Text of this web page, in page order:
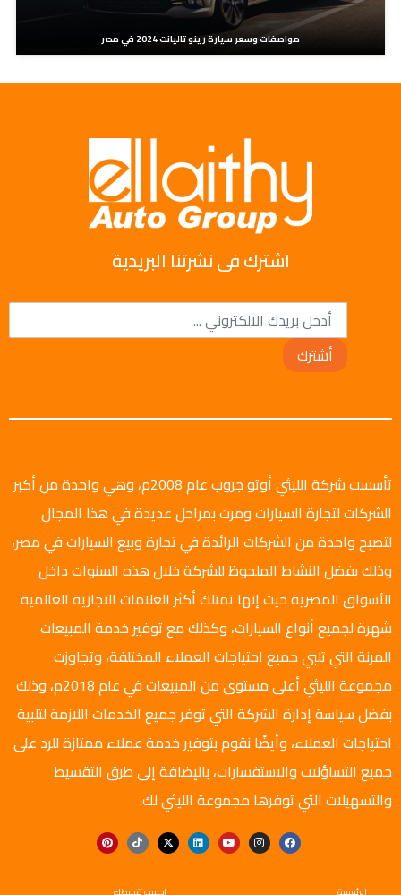
مواصفات وسعر سيارة رينو تاليانت 2024 في مصر
اشترك فى نشرتنا البريدية
أشترك
تأسست شركة الليثي أوتو جروب عام 2008م، وهي واحدة من أكبر
الشركات لتجارة السيارات ومرت بمراحل عديدة في هذا المجال
لتصبح واحدة من الشركات الرائدة في تجارة وبيع السيارات في مصر،
وذلك بفضل النشاط الملحوظ للشركة خلال هذه السنوات داخل
الأسواق المصرية حيث إنها تمتلك أكثر العلامات التجارية العالمية
شهرة لجميع أنواع السيارات، وكذلك مع توفير خدمة المبيعات
المرنة التي تلبي جميع احتياجات العملاء المختلفة، وتجاوزت
مجموعة الليثي أعلى مستوى من المبيعات في عام 2018م، وذلك
بفضل سياسة إدارة الشركة التي توفر جميع الخدمات اللازمة لتلبية
احتياجات العملاء، وأيضًا نقوم بتوفير خدمة عملاء ممتازة للرد على
جميع التساؤلات والاستفسارات، بالإضافة إلى طرق التقسيط
والتسهيلات التي توفرها مجموعة الليثي لك.
الرئيسية احسب قسطك